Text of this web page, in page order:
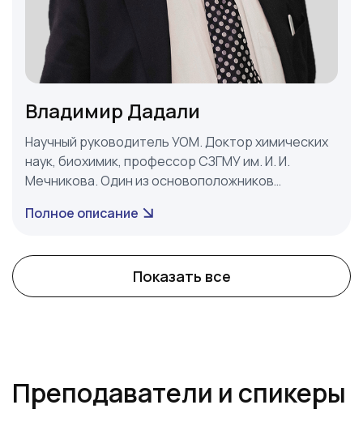
Владимир Дадали
Научный руководитель УОМ. Доктор химических
наук, биохимик, профессор СЗГМУ им. И. И.
Мечникова. Один из основоположников
летним научным стажем.
Полное описание
Показать все
Преподаватели и спикеры